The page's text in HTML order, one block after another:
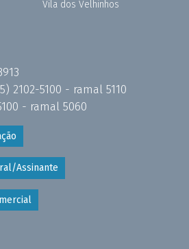
Vila dos Velhinhos
2102-5100 - ramal 5110
- ramal 5060
Assinante